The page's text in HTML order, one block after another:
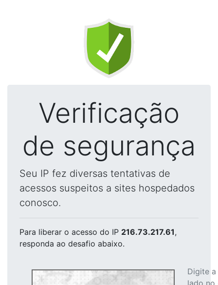
Verificação
de segurança
Seu IP fez diversas tentativas de
acessos suspeitos a sites hospedados
conosco.
Para liberar o acesso do IP 216.73.217.61,
responda ao desafio abaixo.
Digite
lado no